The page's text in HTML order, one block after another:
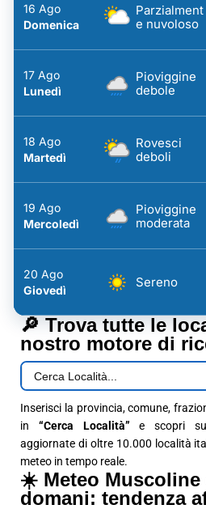
16 Ago
Domenica
Parzialment
e nuvoloso
17 Ago
Lunedì
Pioviggine
debole
18 Ago
Martedì
Rovesci
deboli
19 Ago
Mercoledì
Pioviggine
moderata
20 Ago
Giovedì
Sereno
🔎 Trova tutte le
nostro motore di
Inserisci la provincia, comune,
in “Cerca Località” e scopri
aggiornate di oltre 10.000 località
meteo in tempo reale.
☀️ Meteo Muscoline
domani: tendenza